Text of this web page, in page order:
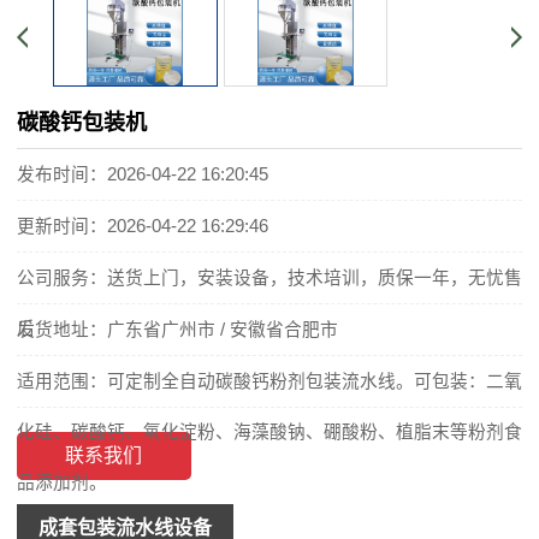
碳酸钙包装机
发布时间：2026-04-22 16:20:45
更新时间：2026-04-22 16:29:46
公司服务：送货上门，安装设备，技术培训，质保一年，无忧售
后
发货地址：广东省广州市 / 安徽省合肥市
适用范围：可定制全自动碳酸钙粉剂包装流水线。可包装：二氧
化硅、碳酸钙、氧化淀粉、海藻酸钠、硼酸粉、植脂末等粉剂食
品添加剂。
联系我们
成套包装流水线设备